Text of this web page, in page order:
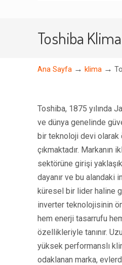
Toshiba
Ana Sayfa → klima →
Toshiba, 1875 yılında
ve dünya genelinde
bir teknoloji devi olarak
çıkmaktadır. Markanın
sektörüne girişi
dayanır ve bu alandaki
küresel bir lider haline
inverter teknolojisinin
hem enerji tasarrufu
özellikleriyle tanınır.
yüksek performanslı
odaklanan marka,